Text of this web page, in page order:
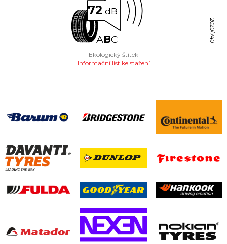
72 dB
ABC 2020/740
Ekologický štítek
Informační list ke stažení